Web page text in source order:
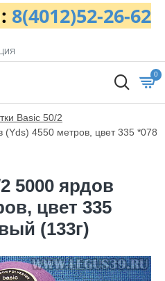
8(4012)52-26-62
0
Basic 50/2
(Yds) 4550 метров, цвет 335 *078
5000 ярдов
цвет 335
(133г)